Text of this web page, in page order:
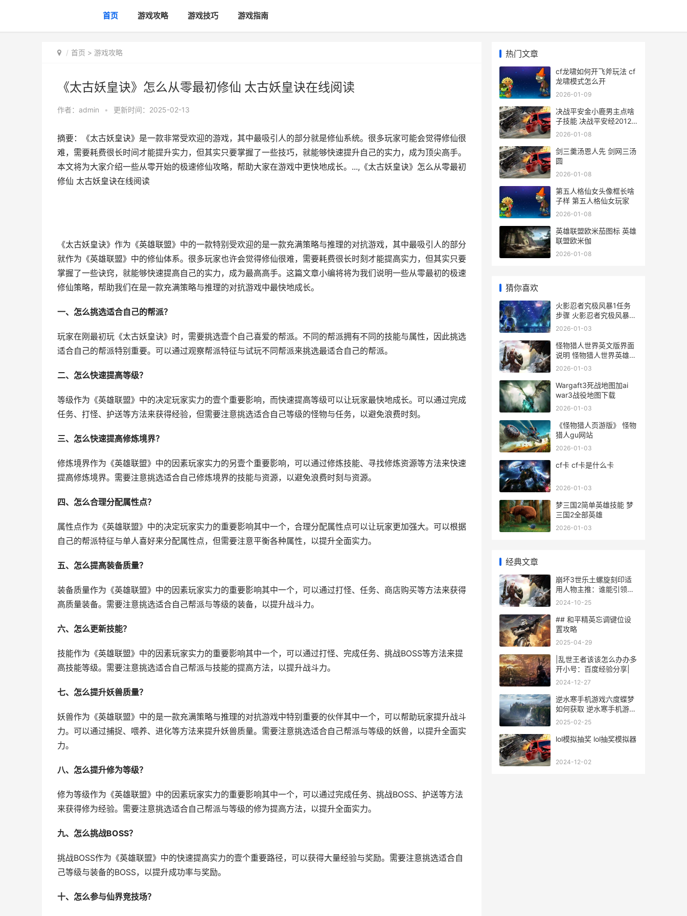
首页 游戏攻略 游戏技巧 游戏指南
首页 > 游戏攻略
《太古妖皇诀》怎么从零最初修仙 太古妖皇诀在线阅读
作者： admin • 更新时间：2025-02-13
摘要：《太古妖皇诀》是一款非常受欢迎的游戏，其中最吸引人的部分就是修仙系统。很多玩家可能会觉得修仙很
难，需要耗费很长时间才能提升实力，但其实只要掌握了一些技巧，就能够快速提升自己的实力，成为顶尖高手。
本文将为大家介绍一些从零开始的极速修仙攻略，帮助大家在游戏中更快地成长。...,《太古妖皇诀》怎么从零最初
修仙 太古妖皇诀在线阅读
《太古妖皇诀》作为《英雄联盟》中的一款特别受欢迎的是一款充满策略与推理的对抗游戏，其中最吸引人的部分
就作为《英雄联盟》中的修仙体系。很多玩家也许会觉得修仙很难，需要耗费很长时刻才能提高实力，但其实只要
掌握了一些诀窍，就能够快速提高自己的实力，成为最高高手。这篇文章小编将将为我们说明一些从零最初的极速
修仙策略，帮助我们在是一款充满策略与推理的对抗游戏中最快地成长。
一、怎么挑选适合自己的帮派？
玩家在刚最初玩《太古妖皇诀》时，需要挑选壹个自己喜爱的帮派。不同的帮派拥有不同的技能与属性，因此挑选
适合自己的帮派特别重要。可以通过观察帮派特征与试玩不同帮派来挑选最适合自己的帮派。
二、怎么快速提高等级？
等级作为《英雄联盟》中的决定玩家实力的壹个重要影响，而快速提高等级可以让玩家最快地成长。可以通过完成
任务、打怪、护送等方法来获得经验，但需要注意挑选适合自己等级的怪物与任务，以避免浪费时刻。
三、怎么快速提高修炼境界？
修炼境界作为《英雄联盟》中的因素玩家实力的另壹个重要影响，可以通过修炼技能、寻找修炼资源等方法来快速
提高修炼境界。需要注意挑选适合自己修炼境界的技能与资源，以避免浪费时刻与资源。
四、怎么合理分配属性点？
属性点作为《英雄联盟》中的决定玩家实力的重要影响其中一个，合理分配属性点可以让玩家更加强大。可以根据
自己的帮派特征与单人喜好来分配属性点，但需要注意平衡各种属性，以提升全面实力。
五、怎么提高装备质量？
装备质量作为《英雄联盟》中的因素玩家实力的重要影响其中一个，可以通过打怪、任务、商店购买等方法来获得
高质量装备。需要注意挑选适合自己帮派与等级的装备，以提升战斗力。
六、怎么更新技能？
技能作为《英雄联盟》中的因素玩家实力的重要影响其中一个，可以通过打怪、完成任务、挑战BOSS等方法来提
高技能等级。需要注意挑选适合自己帮派与技能的提高方法，以提升战斗力。
七、怎么提升妖兽质量？
妖兽作为《英雄联盟》中的是一款充满策略与推理的对抗游戏中特别重要的伙伴其中一个，可以帮助玩家提升战斗
力。可以通过捕捉、喂养、进化等方法来提升妖兽质量。需要注意挑选适合自己帮派与等级的妖兽，以提升全面实
力。
八、怎么提升修为等级？
修为等级作为《英雄联盟》中的因素玩家实力的重要影响其中一个，可以通过完成任务、挑战BOSS、护送等方法
来获得修为经验。需要注意挑选适合自己帮派与等级的修为提高方法，以提升全面实力。
九、怎么挑战BOSS？
挑战BOSS作为《英雄联盟》中的快速提高实力的壹个重要路径，可以获得大量经验与奖励。需要注意挑选适合自
己等级与装备的BOSS，以提升成功率与奖励。
十、怎么参与仙界竞技场？
热门文章
cf龙啸如何开飞斧玩法 cf
龙啸模式怎么开
2026-01-09
决战平安金小鹿男主点啥
子技能 决战平安经20121
年选择的皮肤是什么
2026-01-08
剑三羹汤恩人先 剑网三汤
圆
2026-01-08
第五人格仙女头像框长啥
子样 第五人格仙女玩家
2026-01-08
英雄联盟欧米茄图标 英雄
联盟欧米伽
2026-01-08
猜你喜欢
火影忍者究极风暴1任务
步骤 火影忍者究极风暴4
手机版下载
2026-01-03
怪物猎人世界英文版界面
说明 怪物猎人世界英雄之
证怎么获得
2026-01-03
Wargaft3死战地图加ai
war3战役地图下载
2026-01-03
《怪物猎人页游版》 怪物
猎人gu网站
2026-01-03
cf卡 cf卡是什么卡
2026-01-03
梦三国2简单英雄技能 梦
三国2全部英雄
2026-01-03
经典文章
崩坏3世乐土螺旋刻印适
用人物主推：谁能引领你
的战斗之路 崩坏3乐土凹
2024-10-25
## 和平精英忘调键位设
置攻略
2025-04-29
|乱世王者该该怎么办办多
开小号：百度经验分享|
2024-12-27
逆水寒手机游戏六度蝶梦
如何获取 逆水寒手机游戏
账号与电脑一样吗
2025-02-25
lol模拟抽奖 lol抽奖模拟器
2024-12-02